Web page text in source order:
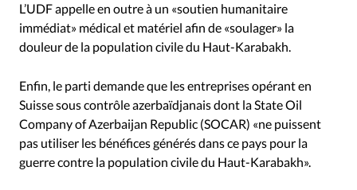
L’UDF appelle en outre à un «soutien humanitaire
immédiat» médical et matériel afin de «soulager» la
douleur de la population civile du Haut-Karabakh.
Enfin, le parti demande que les entreprises opérant en
Suisse sous contrôle azerbaïdjanais dont la State Oil
Company of Azerbaijan Republic (SOCAR) «ne puissent
pas utiliser les bénéfices générés dans ce pays pour la
guerre contre la population civile du Haut-Karabakh».